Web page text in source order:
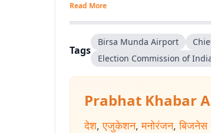
Read More
Tags
Birsa Munda Airport
‪‪Election Commission of
Prabhat Khabar
देश, एजुकेशन, मनोरंजन,